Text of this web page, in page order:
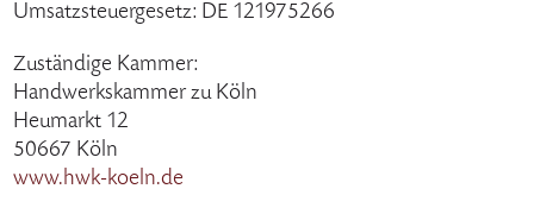
Umsatzsteuergesetz: DE 121975266
Zuständige Kammer:
Handwerkskammer zu Köln
Heumarkt 12
50667 Köln
www.hwk-koeln.de